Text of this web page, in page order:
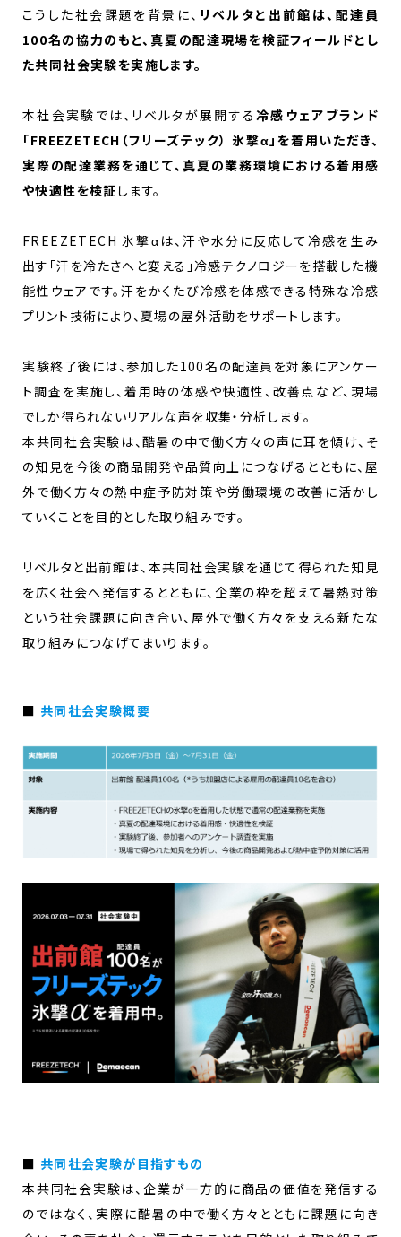
こうした社会課題を背景に、 リベルタと出前館は、配達員
100名の協力のもと、真夏の配達現場を検証フィールドとし
た共同社会実験を実施します。
本社会実験では、リベルタが展開する冷感ウェアブランド
「FREEZETECH（フリーズテック） 氷撃α」を着用いただき、
実際の配達業務を通じて、真夏の業務環境における着用感
や快適性を検証 します。
FREEZETECH 氷撃αは、汗や水分に反応して冷感を生み
出す「汗を冷たさへと変える」冷感テクノロジーを搭載した機
能性ウェアです。汗をかくたび冷感を体感できる特殊な冷感
プリント技術により、夏場の屋外活動をサポートします。
実験終了後には、参加した100名の配達員を対象にアンケー
ト調査を実施し、着用時の体感や快適性、改善点など、現場
でしか得られないリアルな声を収集・分析します。
本共同社会実験は、酷暑の中で働く方々の声に耳を傾け、そ
の知見を今後の商品開発や品質向上につなげるとともに、屋
外で働く方々の熱中症予防対策や労働環境の改善に活かし
ていくことを目的とした取り組みです。
リベルタと出前館は、本共同社会実験を通じて得られた知見
を広く社会へ発信するとともに、企業の枠を超えて暑熱対策
という社会課題に向き合い、屋外で働く方々を支える新たな
取り組みにつなげてまいります。
■ 共同社会実験概要
■ 共同社会実験が目指すもの
本共同社会実験は、企業が一方的に商品の価値を発信する
のではなく、実際に酷暑の中で働く方々とともに課題に向き